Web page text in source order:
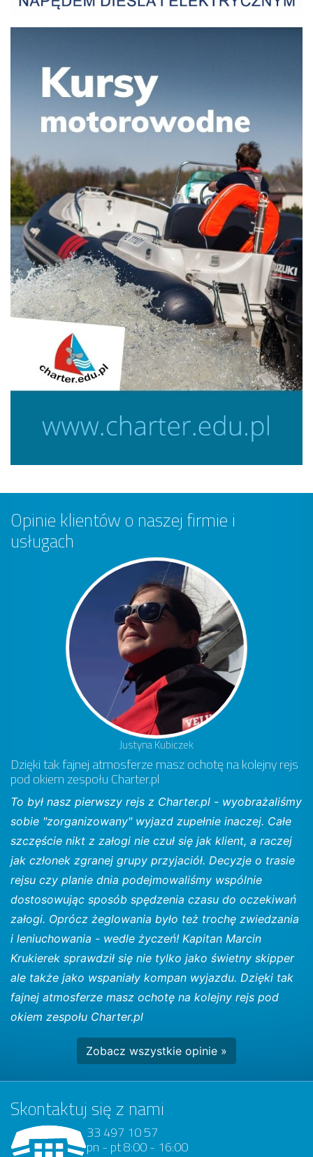
Opinie klientów o naszej firmie i
usługach
Justyna Kubiczek
Dzięki tak fajnej atmosferze masz ochotę na kolejny rejs
pod okiem zespołu Charter.pl
To był nasz pierwszy rejs z Charter.pl - wyobrażaliśmy
sobie "zorganizowany" wyjazd zupełnie inaczej. Całe
szczęście nikt z załogi nie czuł się jak klient, a raczej
jak członek zgranej grupy przyjaciół. Decyzje o trasie
rejsu czy planie dnia podejmowaliśmy wspólnie
dostosowując sposób spędzenia czasu do oczekiwań
załogi. Oprócz żeglowania było też trochę zwiedzania
i leniuchowania - wedle życzeń! Kapitan Marcin
Krukierek sprawdził się nie tylko jako świetny skipper
ale także jako wspaniały kompan wyjazdu. Dzięki tak
fajnej atmosferze masz ochotę na kolejny rejs pod
okiem zespołu Charter.pl
Zobacz wszystkie opinie »
Skontaktuj się z nami
33 497 10 57
pn - pt 8:00 - 16:00